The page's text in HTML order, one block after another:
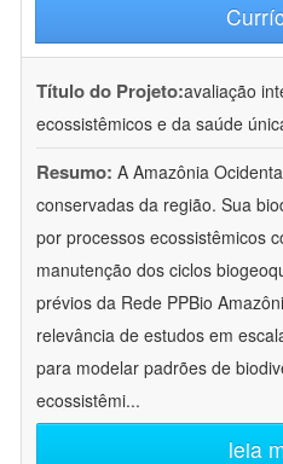
Título do Projeto:avaliação
ecossistêmicos e da saúde
Resumo: A Amazônia
conservadas da região. Sua
por processos ecossistêmicos
manutenção dos ciclos
prévios da Rede PPBio
relevância de estudos em
para modelar padrões de
ecossistêmi...
leia